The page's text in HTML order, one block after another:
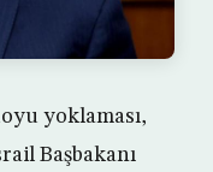
yoklaması,
Başbakanı